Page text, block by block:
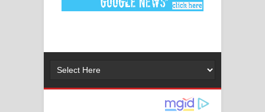
නිවුනා නුඹ හින්දා ගීතයේ පද පෙළ